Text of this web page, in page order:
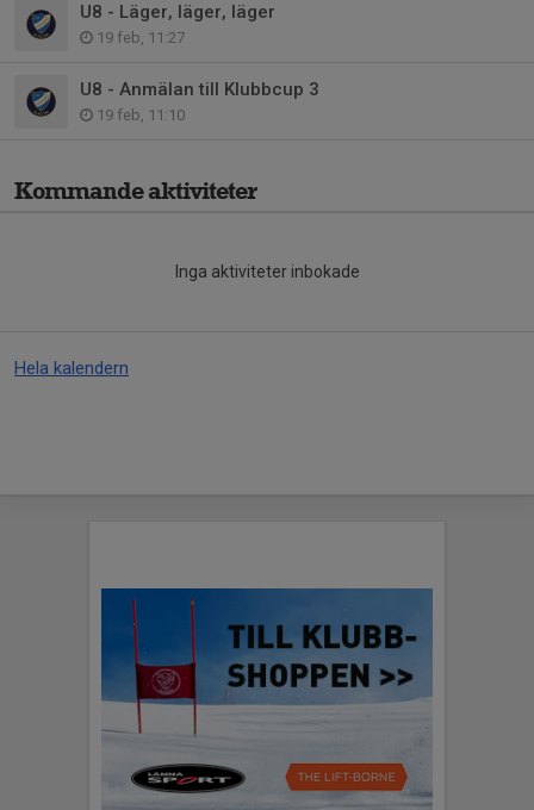
U8 - Läger, läger, läger
19 feb, 11:27
U8 - Anmälan till Klubbcup 3
19 feb, 11:10
Kommande aktiviteter
Inga aktiviteter inbokade
Hela kalendern